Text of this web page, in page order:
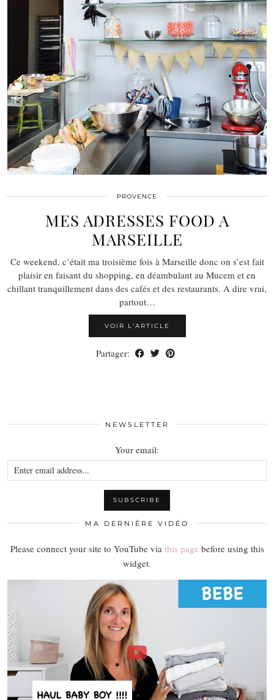
PROVENCE
MES ADRESSES FOOD A
MARSEILLE
Ce weekend, c’était ma troisième fois à Marseille donc on s’est fait
plaisir en faisant du shopping, en déambulant au Mucem et en
chillant tranquillement dans des cafés et des restaurants. A dire vrai,
partout…
VOIR L’ARTICLE
Partager:
NEWSLETTER
Your email:
MA DERNIÈRE VIDÉO
Please connect your site to YouTube via this page before using this
widget.